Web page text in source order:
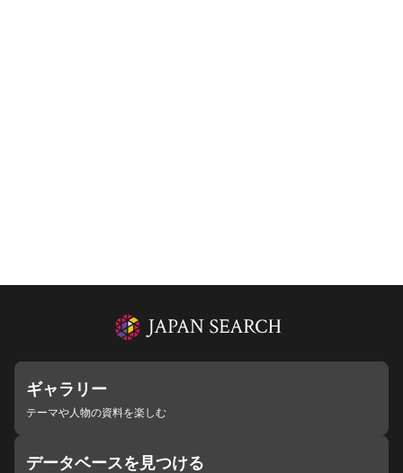
ギャラリー
テーマや人物の資料を楽しむ
データベースを見つける